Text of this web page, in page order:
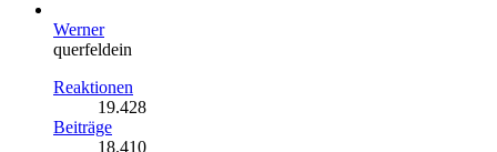
Werner
querfeldein
Reaktionen
19.428
Beiträge
18.410